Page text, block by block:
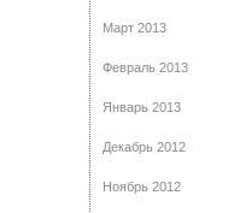
Март 2013
Февраль 2013
Январь 2013
Декабрь 2012
Ноябрь 2012